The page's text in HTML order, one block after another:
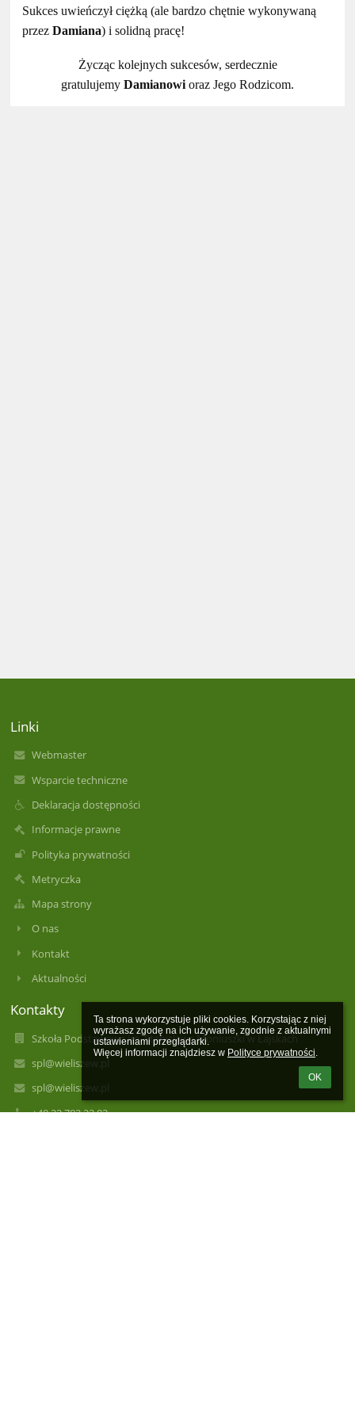
Ta strona wykorzystuje pliki cookies. Korzystając z niej
wyrażasz zgodę na ich używanie, zgodnie z aktualnymi
ustawieniami przeglądarki.
Więcej informacji znajdziesz w Polityce prywatności.
OK
Sukces uwieńczył ciężką (ale bardzo chętnie wykonywaną
przezDamiana) i solidną pracę!
Życząc kolejnych sukcesów, serdecznie
gratulujemy Damianowi oraz Jego Rodzicom.
Linki
Webmaster
Wsparcie techniczne
Deklaracja dostępności
Informacje prawne
Polityka prywatności
Metryczka
Mapa strony
O nas
Kontakt
Aktualności
Kontakty
Szkoła Podstawowa im. Stanisława Moniuszki w Łajskach
spl@wieliszew.pl
spl@wieliszew.pl
+48 22 782 22 83